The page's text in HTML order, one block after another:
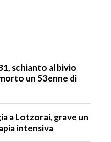
schianto al bivio
un 53enne di
a Lotzorai, grave un
intensiva